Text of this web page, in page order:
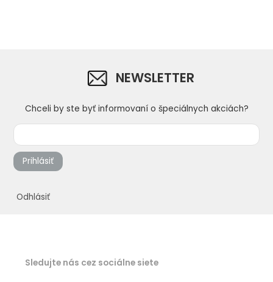
NEWSLETTER
Chceli by ste byť informovaní o špeciálnych akciách?
Prihlásiť
Odhlásiť
Sledujte nás cez sociálne siete